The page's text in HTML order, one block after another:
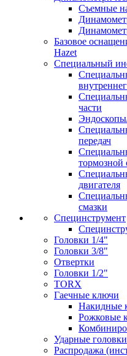
Съемные
Базовое
Hazet
Специальный
части
передач
тормозной
двигателя
смазки
Специнструмент
Головки 1/4"
Головки 3/8"
Отвертки
Головки 1/2"
TORX
Гаечные ключи
Накидные
Рожковые
Ударные головки
Распродажа